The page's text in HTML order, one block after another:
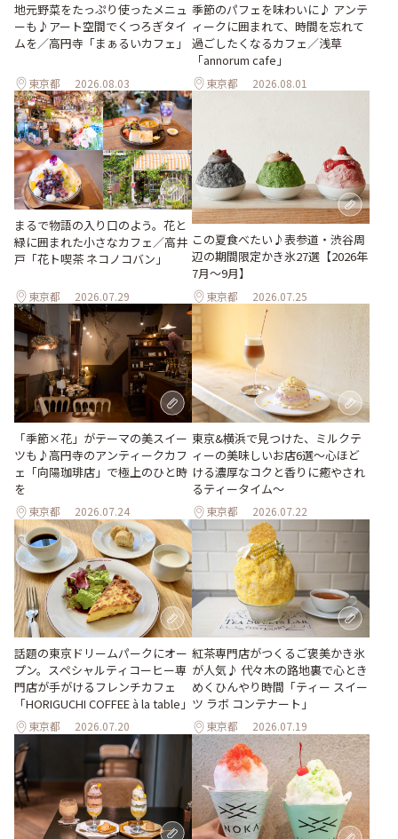
地元野菜をたっぷり使ったメニュ
ーも♪アート空間でくつろぎタイ
ムを／高円寺「まぁるいカフェ」
東京都 2026.08.03
季節のパフェを味わいに♪ アンテ
ィークに囲まれて、時間を忘れて
過ごしたくなるカフェ／浅草
「annorum cafe」
東京都 2026.08.01
まるで物語の入り口のよう。花と
緑に囲まれた小さなカフェ／高井
戸「花ト喫茶 ネコノコバン」
東京都 2026.07.29
この夏食べたい♪表参道・渋谷周
辺の期間限定かき氷27選【2026年
7月～9月】
東京都 2026.07.25
「季節×花」がテーマの美スイー
ツも♪高円寺のアンティークカフ
ェ「向陽珈琲店」で極上のひと時
を
東京都 2026.07.24
東京&横浜で見つけた、ミルクテ
ィーの美味しいお店6選～心ほど
ける濃厚なコクと香りに癒やされ
るティータイム～
東京都 2026.07.22
話題の東京ドリームパークにオー
プン。スペシャルティコーヒー専
門店が手がけるフレンチカフェ
「HORIGUCHI COFFEE à la table」
東京都 2026.07.20
紅茶専門店がつくるご褒美かき氷
が人気♪ 代々木の路地裏で心とき
めくひんやり時間「ティー スイー
ツ ラボ コンテナート」
東京都 2026.07.19